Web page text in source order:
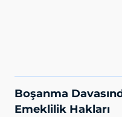
Boşanma
Emeklilik Hakları